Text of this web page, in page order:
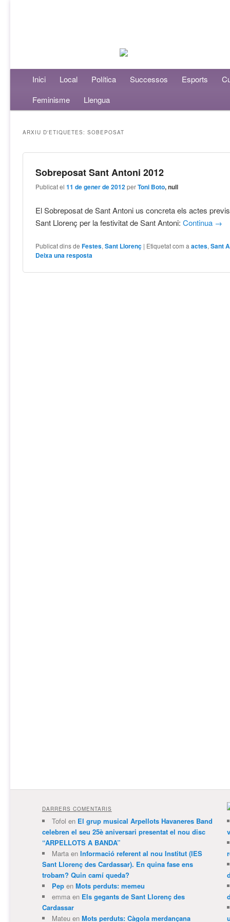
Menú principalAneu al contingut principal
Aneu al contingut secundari
Inici Local Política Successos Esports
Feminisme
Llengua
ARXIU D'ETIQUETES:SOBEPOSAT
Sobreposat Sant Antoni 2012
Publicat el11 de gener de 2012 perToni Boto, null
El Sobreposat de Sant Antoni us concreta els actes
Sant Llorenç per la festivitat de Sant Antoni:Continua →
Publicat dins de Festes,Sant Llorenç | Etiquetat com a actes,Sant
Deixa una resposta
DARRERS COMENTARIS
Tofol en El grup musical Arpellots Havaneres Band
celebren el seu 25è aniversari presentat el nou disc
“ARPELLOTS A BANDA”
Martaen Informació referent al nou Institut (IES
Sant Llorenç des Cardassar). En quina fase ens
trobam? Quin camí queda?
Pepen Mots perduts: memeu
emmaen Els gegants de Sant Llorenç des
Cardassar
Mateuen Mots perduts: Càgola merdançana